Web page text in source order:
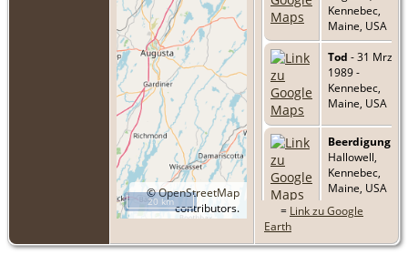
©OpenStreetMap
contributors.
20 km
Kennebec,
Maine, USA
Tod - 31 Mrz
1989 -
Kennebec,
Maine, USA
Beerdigung
Hallowell,
Kennebec,
Maine, USA
= Link zu Google
Earth